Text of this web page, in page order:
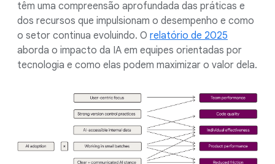
têm uma compreensão aprofundada das práticas e
dos recursos que impulsionam o desempenho e como
o setor continua evoluindo. O relatório de 2025
aborda o impacto da IA em equipes orientadas por
tecnologia e como elas podem maximizar o valor dela.